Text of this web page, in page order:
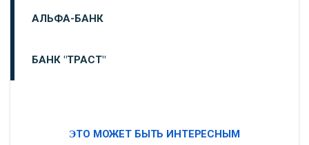
АЛЬФА-БАНК
БАНК "ТРАСТ"
ЭТО МОЖЕТ БЫТЬ ИНТЕРЕСНЫМ